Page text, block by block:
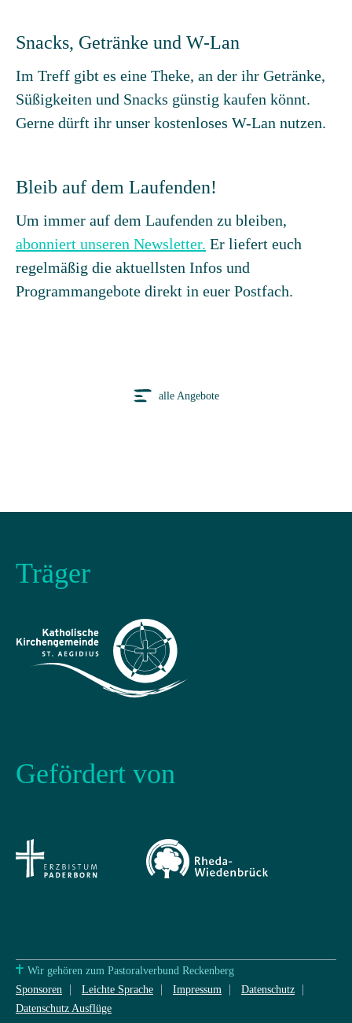
Snacks, Getränke und W-Lan
Im Treff gibt es eine Theke, an der ihr Getränke,
Süßigkeiten und Snacks günstig kaufen könnt.
Gerne dürft ihr unser kostenloses W-Lan nutzen.
Bleib auf dem Laufenden!
Um immer auf dem Laufenden zu bleiben,
abonniert unseren Newsletter. Er liefert euch
regelmäßig die aktuellsten Infos und
Programmangebote direkt in euer Postfach.
alle Angebote
Träger
Gefördert von
Wir gehören zum Pastoralverbund Reckenberg
Sponsoren
Leichte Sprache Impressum
Datenschutz
Datenschutz Ausflüge